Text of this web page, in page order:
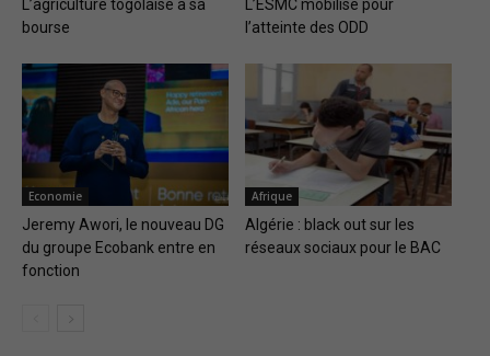
L’agriculture togolaise a sa
bourse
L’ESMC mobilise pour
l’atteinte des ODD
Economie
Jeremy Awori, le nouveau DG
du groupe Ecobank entre en
fonction
Afrique
Algérie : black out sur les
réseaux sociaux pour le BAC